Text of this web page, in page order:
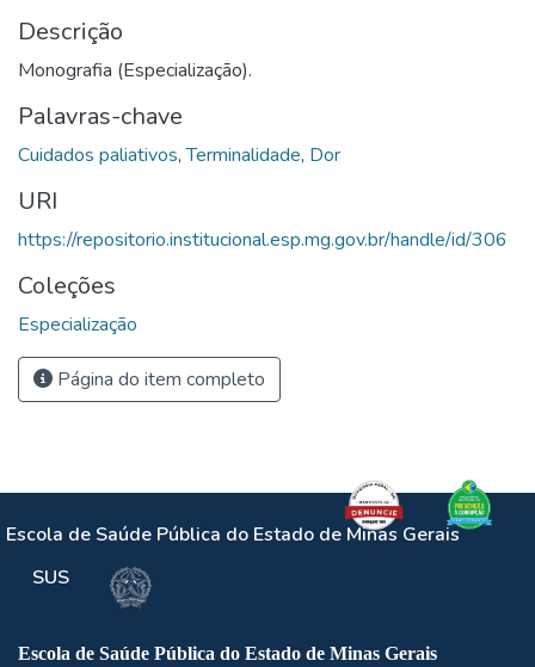
Descrição
Monografia (Especialização).
Palavras-chave
Cuidados paliativos,Terminalidade, Dor
URI
https://repositorio.institucional.esp.mg.gov.br/handle/id/306
Coleções
Especialização
Página do item completo
Escola de Saúde Pública do Estado de Minas Gerais
SUS
Escola de Saúde Pública do Estado de Minas Gerais